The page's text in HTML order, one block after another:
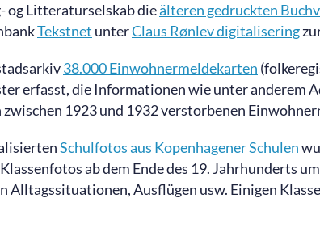
og Litteraturselskab dieälteren gedruckten
Tekstnet unterClaus Rønlev digitalisering
38.000 Einwohnermeldekarten
erfasst, die Informationen wie unter anderem
1923 und 1932 verstorbenen
Schulfotos aus Kopenhagener Schulen
ab dem Ende des 19. Jahrhunderts
Ausflügen usw. Einigen